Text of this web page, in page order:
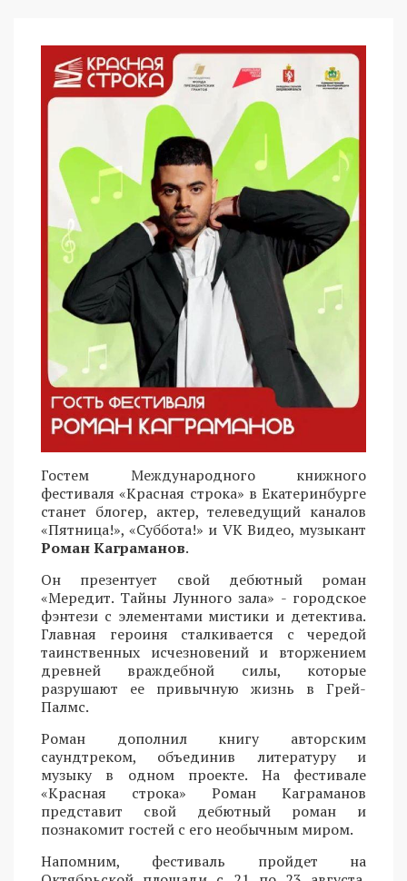
Гостем Международного книжного
фестиваля «Красная строка» в Екатеринбурге
станет блогер, актер, телеведущий каналов
«Пятница!», «Суббота!» и VK Видео, музыкант
Роман Каграманов.
Он презентует свой дебютный роман
«Мередит. Тайны Лунного зала» - городское
фэнтези с элементами мистики и детектива.
Главная героиня сталкивается с чередой
таинственных исчезновений и вторжением
древней враждебной силы, которые
разрушают ее привычную жизнь в Грей-
Палмс.
Роман дополнил книгу авторским
саундтреком, объединив литературу и
музыку в одном проекте. На фестивале
«Красная строка» Роман Каграманов
представит свой дебютный роман и
познакомит гостей с его необычным миром.
Напомним, фестиваль пройдет на